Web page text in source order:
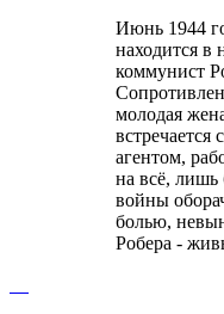
Июнь 1944
находится в
коммунист
молодая
агентом,
на всё,
войны
болью,
Робера -